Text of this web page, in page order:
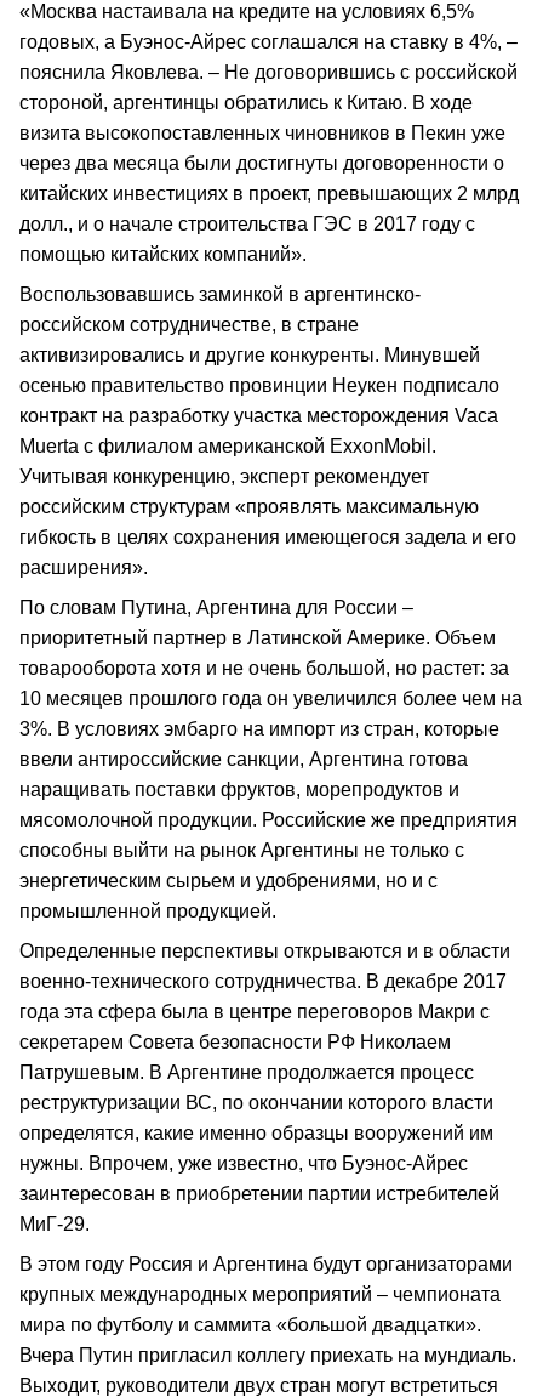
«Москва настаивала на кредите на условиях 6,5%
годовых, а Буэнос-Айрес соглашался на ставку в 4%, –
пояснила Яковлева. – Не договорившись с российской
стороной, аргентинцы обратились к Китаю. В ходе
визита высокопоставленных чиновников в Пекин уже
через два месяца были достигнуты договоренности о
китайских инвестициях в проект, превышающих 2 млрд
долл., и о начале строительства ГЭС в 2017 году с
помощью китайских компаний».
Воспользовавшись заминкой в аргентинско-
российском сотрудничестве, в стране
активизировались и другие конкуренты. Минувшей
осенью правительство провинции Неукен подписало
контракт на разработку участка месторождения Vaca
Muerta с филиалом американской ExxonMobil.
Учитывая конкуренцию, эксперт рекомендует
российским структурам «проявлять максимальную
гибкость в целях сохранения имеющегося задела и его
расширения».
По словам Путина, Аргентина для России –
приоритетный партнер в Латинской Америке. Объем
товарооборота хотя и не очень большой, но растет: за
10 месяцев прошлого года он увеличился более чем на
3%. В условиях эмбарго на импорт из стран, которые
ввели антироссийские санкции, Аргентина готова
наращивать поставки фруктов, морепродуктов и
мясомолочной продукции. Российские же предприятия
способны выйти на рынок Аргентины не только с
энергетическим сырьем и удобрениями, но и с
промышленной продукцией.
Определенные перспективы открываются и в области
военно-технического сотрудничества. В декабре 2017
года эта сфера была в центре переговоров Макри с
секретарем Совета безопасности РФ Николаем
Патрушевым. В Аргентине продолжается процесс
реструктуризации ВС, по окончании которого власти
определятся, какие именно образцы вооружений им
нужны. Впрочем, уже известно, что Буэнос-Айрес
заинтересован в приобретении партии истребителей
МиГ-29.
В этом году Россия и Аргентина будут организаторами
крупных международных мероприятий – чемпионата
мира по футболу и саммита «большой двадцатки».
Вчера Путин пригласил коллегу приехать на мундиаль.
Выходит, руководители двух стран могут встретиться